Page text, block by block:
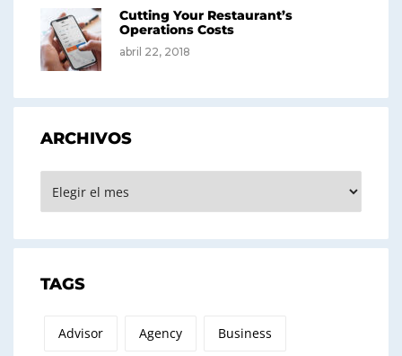
Cutting Your Restaurant’s
Operations Costs
abril 22, 2018
ARCHIVOS
TAGS
Advisor Agency Business